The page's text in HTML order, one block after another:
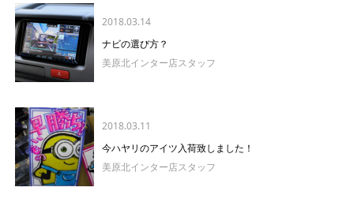
2018.03.14
ナビの選び方？
美原北インター店スタッフ
2018.03.11
今ハヤリのアイツ入荷致しました！
美原北インター店スタッフ